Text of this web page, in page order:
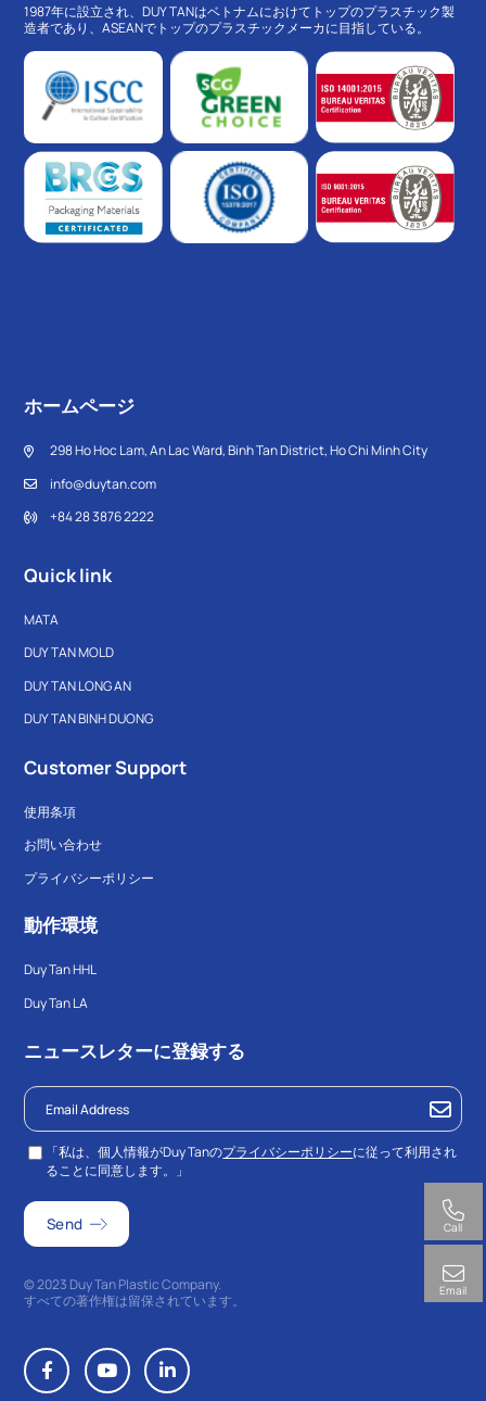
1987年に設立され、DUY TANはベトナムにおけてトップのプラスチック製
造者であり、ASEANでトップのプラスチックメーカに目指している。
ホームページ
298 Ho Hoc Lam, An Lac Ward, Binh Tan District, Ho Chi Minh City
info@duytan.com
+84 28 3876 2222
Quick link
MATA
DUY TAN MOLD
DUY TAN LONG AN
DUY TAN BINH DUONG
Customer Support
使用条項
お問い合わせ
プライバシーポリシー
動作環境
Duy Tan HHL
Duy Tan LA
ニュースレターに登録する
「私は、個人情報がDuy Tanのプライバシーポリシーに従って利用され
ることに同意します。」
© 2023 Duy Tan Plastic Company.
すべての著作権は留保されています。
Call
Email